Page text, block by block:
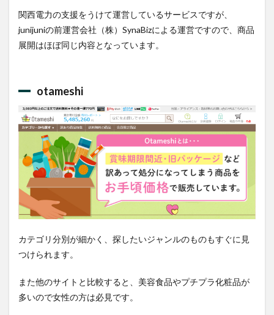
関西電力の支援をうけて運営しているサービスですが、
junijuniの前運営会社（株）SynaBizによる運営ですので、商品
展開はほぼ同じ内容となっています。
otameshi
カテゴリ分別が細かく、探したいジャンルのものもすぐに見
つけられます。
また他のサイトと比較すると、美容食品やプチプラ化粧品が
多いので女性の方は必見です。